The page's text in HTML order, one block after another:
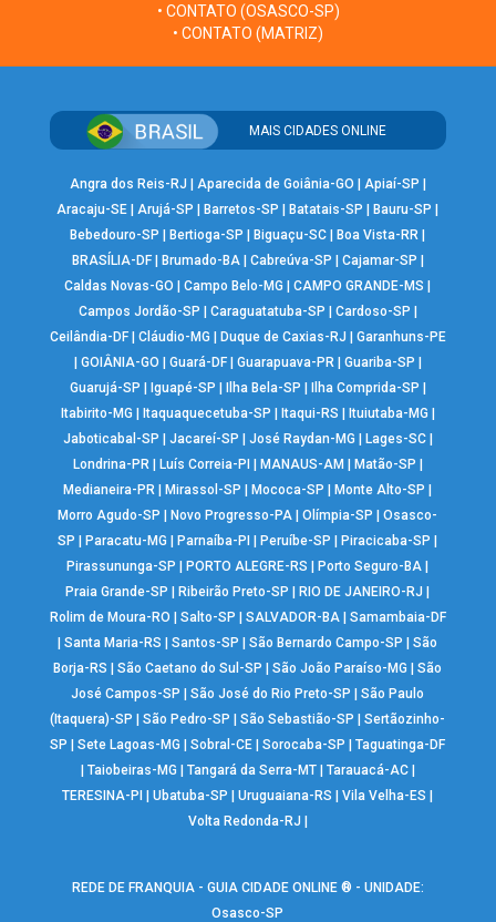
• CONTATO (OSASCO-SP)
• CONTATO (MATRIZ)
MAIS CIDADES ONLINE
Angra dos Reis-RJ Aparecida de Goiânia-GO Apiaí-SP
Aracaju-SE |Arujá-SP Barretos-SP Batatais-SP Bauru-SP
Bebedouro-SP
Bertioga-SP Biguaçu-SC Boa Vista-RR
BRASÍLIA-DF| Brumado-BA| Cabreúva-SP Cajamar-SP
Caldas Novas-GO
|Campo Belo-MG |CAMPO GRANDE-MS
Campos Jordão-SP
Caraguatatuba-SP Cardoso-SP
Ceilândia-DF| Cláudio-MG Duque de Caxias-RJ
Garanhuns-PE
GOIÂNIA-GO Guará-DF| Guarapuava-PR| Guariba-SP
Guarujá-SP
Iguapé-SP Ilha Bela-SP Ilha Comprida-SP
Itabirito-MG
Itaquaquecetuba-SP Itaqui-RS Ituiutaba-MG
Jaboticabal-SP
Jacareí-SP José Raydan-MG Lages-SC|
Londrina-PR| Luís Correia-PI MANAUS-AM Matão-SP
Medianeira-PR
Mirassol-SP Mococa-SP Monte Alto-SP
Morro Agudo-SP
Novo Progresso-PA |Olímpia-SP |Osasco-
SP
Paracatu-MG Parnaíba-PI Peruíbe-SP Piracicaba-SP
Pirassununga-SP
PORTO ALEGRE-RS Porto Seguro-BA
Praia Grande-SP
Ribeirão Preto-SP RIO DE JANEIRO-RJ
Rolim de Moura-RO
Salto-SP SALVADOR-BA| Samambaia-DF
|Santa Maria-RS |Santos-SP |São Bernardo Campo-SP |São
Borja-RS
|São Caetano do Sul-SP |São João Paraíso-MG |São
José Campos-SP
|São José do Rio Preto-SP |São Paulo
(Itaquera)-SP
|São Pedro-SP |São Sebastião-SP |Sertãozinho-
SP
|Sete Lagoas-MG |Sobral-CE |Sorocaba-SP |Taguatinga-DF
Taiobeiras-MG Tangará da Serra-MT| Tarauacá-AC|
TERESINA-PI
|Ubatuba-SP |Uruguaiana-RS |Vila Velha-ES
Volta Redonda-RJ
REDE DE FRANQUIA - GUIA CIDADE ONLINE ® - UNIDADE:
Osasco-SP